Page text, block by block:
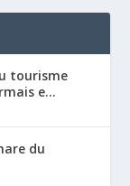
tourisme
e...
du